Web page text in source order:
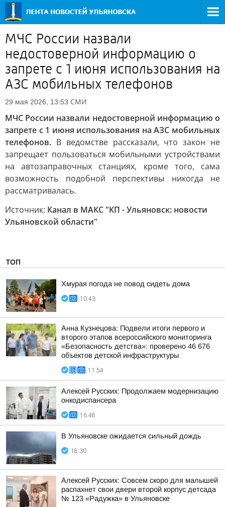
МЧС России назвали
недостоверной информацию о
запрете с 1 июня использования на
АЗС мобильных телефонов
29 мая 2026, 13:53 СМИ
МЧС России назвали недостоверной информацию о
запрете с 1 июня использования на АЗС мобильных
телефонов. В ведомстве рассказали, что закон не
запрещает пользоваться мобильными устройствами
на автозаправочных станциях, кроме того, сама
возможность подобной перспективы никогда не
рассматривалась.
Источник: Канал в МАКС "КП - Ульяновск: новости
Ульяновской области"
ТОП
Хмурая погода не повод сидеть дома
10:43
Анна Кузнецова: Подвели итоги первого и
второго этапов всероссийского мониторинга
«Безопасность детства»: проверено 46 676
объектов детской инфраструктуры
11:54
Алексей Русских: Продолжаем модернизацию
онкодиспансера
16:48
В Ульяновске ожидается сильный дождь
18:30
Алексей Русских: Совсем скоро для малышей
распахнет свои двери второй корпус детсада
№ 123 «Радужка» в Ульяновске